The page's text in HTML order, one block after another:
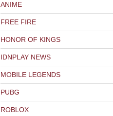
ANIME
FREE FIRE
HONOR OF KINGS
IDNPLAY NEWS
MOBILE LEGENDS
PUBG
ROBLOX